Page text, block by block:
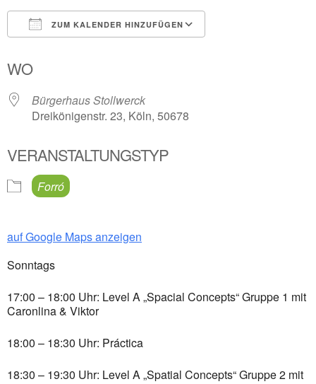
ZUM KALENDER HINZUFÜGEN
WO
Bürgerhaus Stollwerck
Dreikönigenstr. 23, Köln, 50678
VERANSTALTUNGSTYP
Forró
auf Google Maps anzeigen
Sonntags
17:00 – 18:00 Uhr: Level A „Spacial Concepts“ Gruppe 1 mit
Caronlina & Viktor
18:00 – 18:30 Uhr: Práctica
18:30 – 19:30 Uhr: Level A „Spatial Concepts“ Gruppe 2 mit